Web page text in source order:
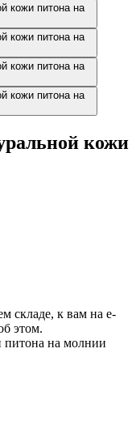
кожи
складе, к вам на e-
этом.
питона на молнии